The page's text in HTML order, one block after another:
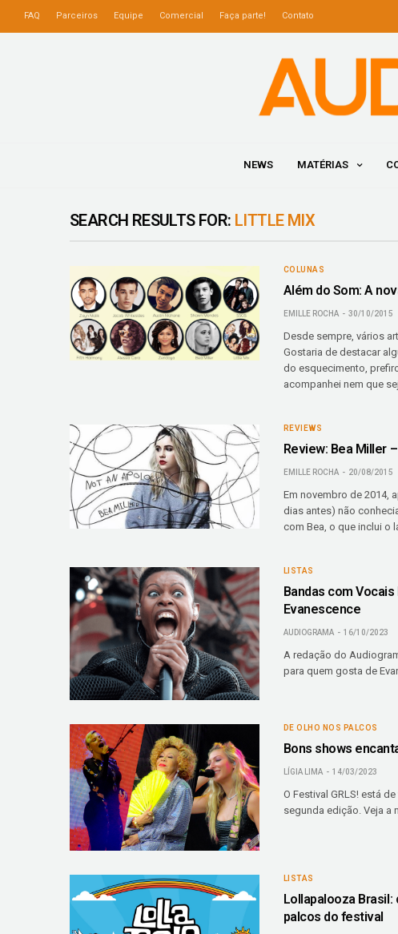
FAQ Parceiros Equipe Comercial Faça parte! Contato
NEWS MATÉRIAS
SEARCH RESULTS FOR: LITTLE MIX
COLUNAS
Além do Som: A
EMILLE ROCHA 30/10/2015
Desde sempre, vários
Gostaria de destacar
do esquecimento,
acompanhei nem que
REVIEWS
Review: Bea Miller
EMILLE ROCHA 20/08/2015
Em novembro de 2014,
dias antes) não
com Bea, o que inclui o
LISTAS
Bandas com
Evanescence
AUDIOGRAMA 16/10/2023
A redação do
para quem gosta de
DE OLHO NOS PALCOS
Bons shows
LÍGIA LIMA 14/03/2023
O Festival GRLS! está
segunda edição. Veja a
LISTAS
Lollapalooza
palcos do festival